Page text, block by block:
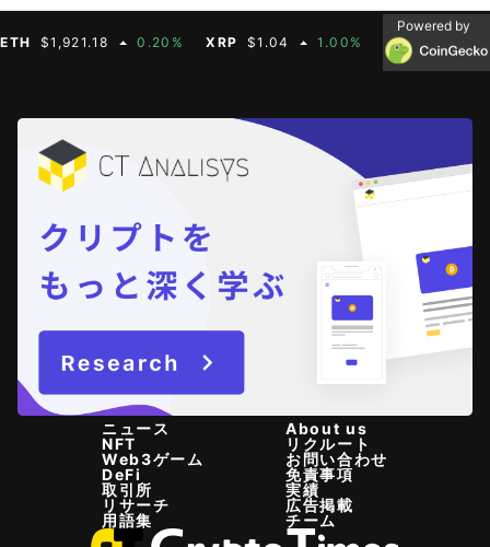
$1,921.18 0.20% XRP $1.04 1.00% BNB $604.50
Powered by
ニュース
NFT
Web3ゲーム
DeFi
取引所
リサーチ
用語集
About us
リクルート
お問い合わせ
免責事項
実績
広告掲載
チーム